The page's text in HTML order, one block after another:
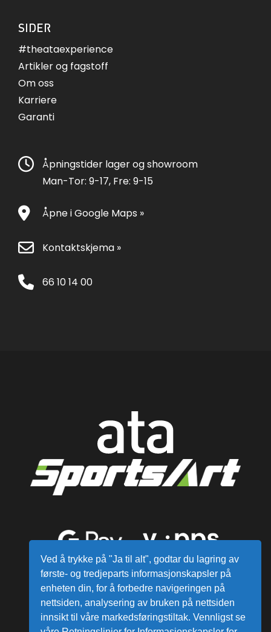
SIDER
#theataexperience
Artikler og fagstoff
Om oss
Karriere
Garanti
Åpningstider lager og showroom
Man-Tor: 9-17, Fre: 9-15
Åpne i Google Maps »
Kontaktskjema »
66 10 14 00
Ved å trykke på "Ja til alt", godtar du lagring av
første- og tredjeparts informasjonskapsler på
enheten din, for å forbedre navigeringen på
nettsiden, analysering av bruken på nettsiden
innsikt til våre markedsføringstiltak. Vennligst se